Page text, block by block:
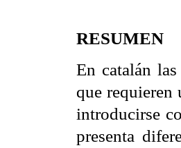
RESUMEN
En catalán
que requieren
introducirse
presenta